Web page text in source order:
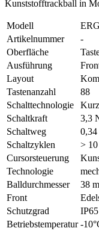
Kunststofftrackball in
Modell
Artikelnummer
-
Oberfläche
Ausführung
Layout
Tastenanzahl
88
Schalttechnologie
Schaltkraft
3,3
Schaltweg
Schaltzyklen
>
Cursorsteuerung
Technologie
Balldurchmesser
38
Front
Schutzgrad
Betriebstemperatur -